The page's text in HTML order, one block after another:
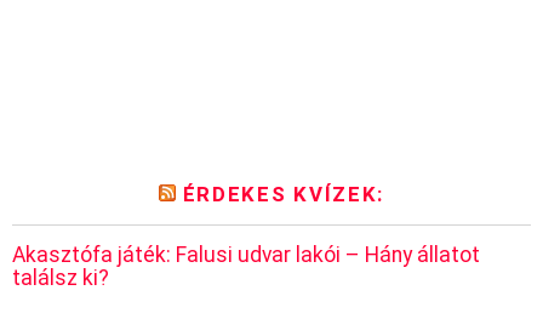
ÉRDEKES KVÍZEK:
Akasztófa játék: Falusi udvar lakói – Hány állatot
találsz ki?